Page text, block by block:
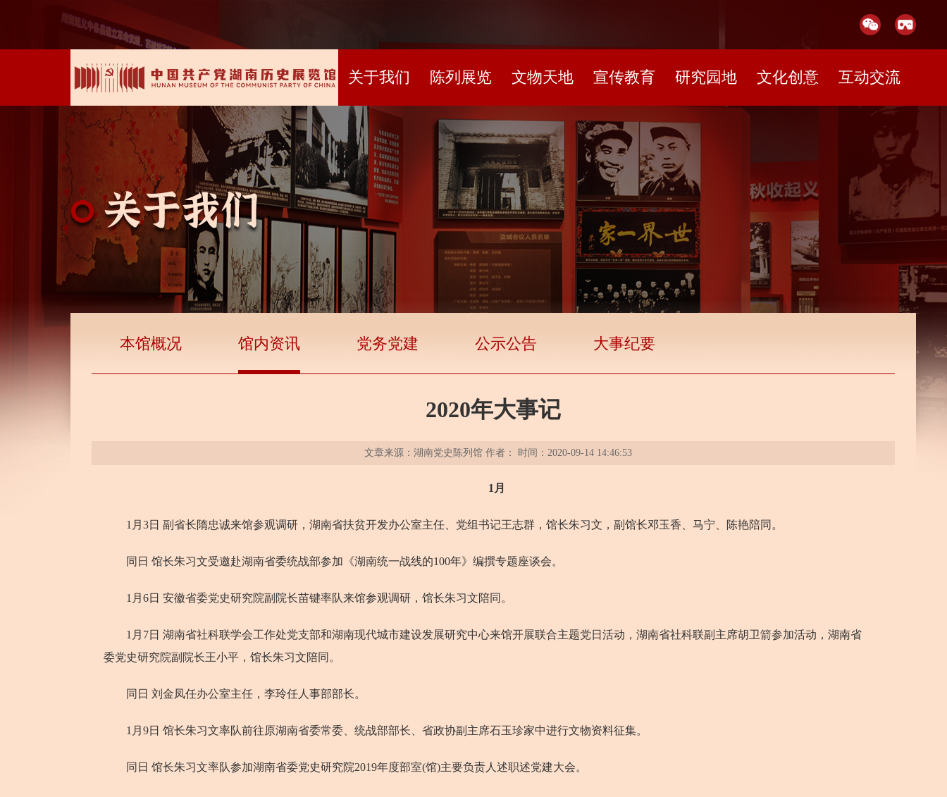
关于我们 陈列展览 文物天地 宣传教育 研究园地 文化创意 互动交流
本馆概况 馆内资讯 党务党建 公示公告 大事纪要
2020年大事记
文章来源：湖南党史陈列馆 作者： 时间：2020-09-14 14:46:53
1月
1月3日 副省长隋忠诚来馆参观调研，湖南省扶贫开发办公室主任、党组书记王志群，馆长朱习文，副馆长邓玉香、马宁、陈艳陪同。
同日 馆长朱习文受邀赴湖南省委统战部参加《湖南统一战线的100年》编撰专题座谈会。
1月6日 安徽省委党史研究院副院长苗键率队来馆参观调研，馆长朱习文陪同。
1月7日 湖南省社科联学会工作处党支部和湖南现代城市建设发展研究中心来馆开展联合主题党日活动，湖南省社科联副主席胡卫箭参加活动，湖南省
委党史研究院副院长王小平，馆长朱习文陪同。
同日 刘金凤任办公室主任，李玲任人事部部长。
1月9日 馆长朱习文率队前往原湖南省委常委、统战部部长、省政协副主席石玉珍家中进行文物资料征集。
同日 馆长朱习文率队参加湖南省委党史研究院2019年度部室(馆)主要负责人述职述党建大会。